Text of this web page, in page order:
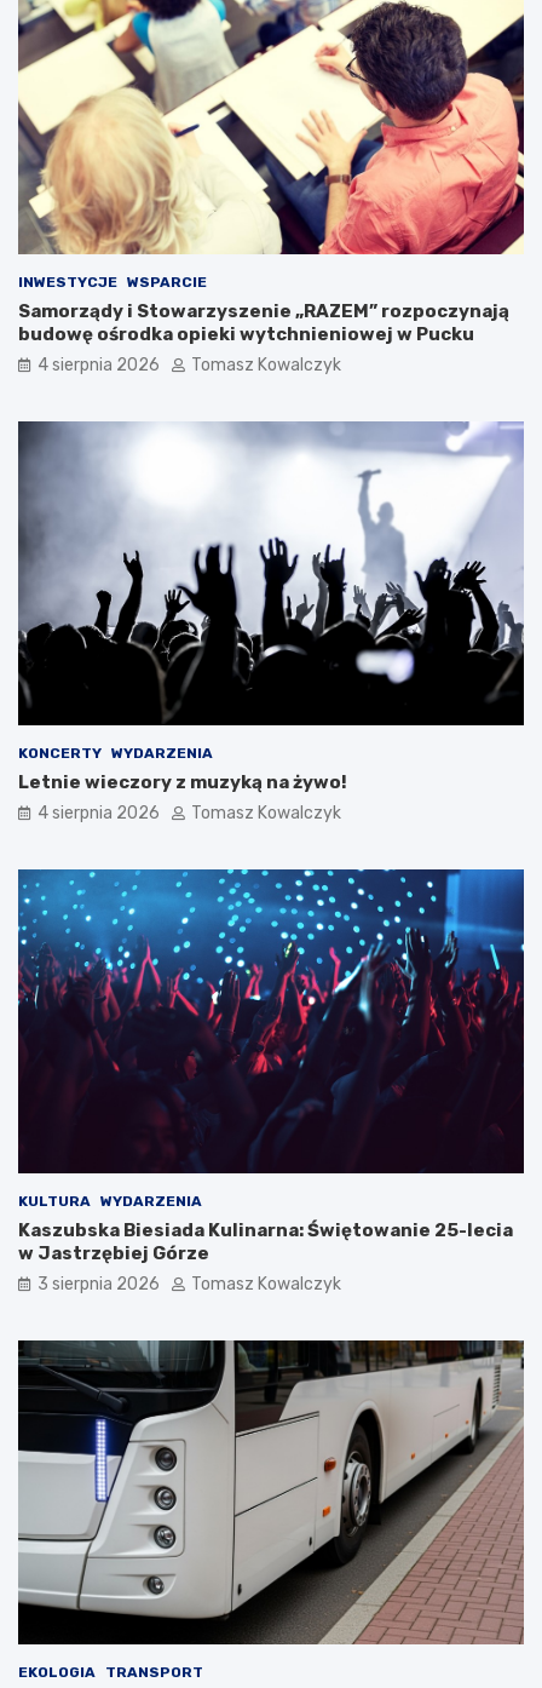
INWESTYCJE WSPARCIE
Samorządy i Stowarzyszenie „RAZEM” rozpoczynają
budowę ośrodka opieki wytchnieniowej w Pucku
4 sierpnia 2026 Tomasz Kowalczyk
KONCERTY WYDARZENIA
Letnie wieczory z muzyką na żywo!
4 sierpnia 2026 Tomasz Kowalczyk
KULTURA WYDARZENIA
Kaszubska Biesiada Kulinarna: Świętowanie 25-lecia
w Jastrzębiej Górze
3 sierpnia 2026 Tomasz Kowalczyk
EKOLOGIA TRANSPORT